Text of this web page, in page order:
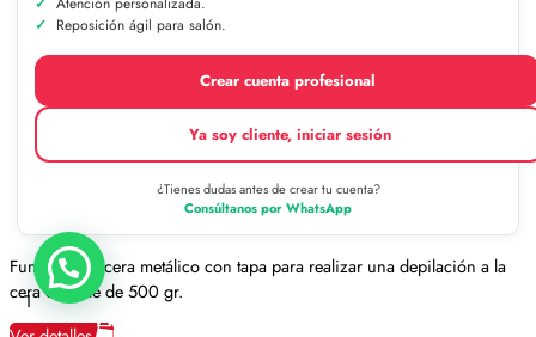
Reposición ágil para salón.
Crear cuenta profesional
Ya soy cliente, iniciar sesión
¿Tienes dudas antes de crear tu cuenta?
Consúltanos por WhatsApp
Fundidor de cera metálico con tapa para realizar una depilación a la
cera caliente de 500 gr.
1